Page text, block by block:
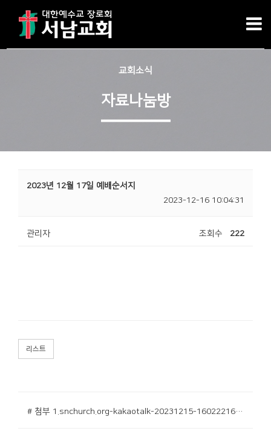
교회소식
자료나눔방
2023년 12월 17일 예배순서지
2023-12-16 10:04:31
관리자 조회수 222
리스트
# 첨부 1.snchurch.org-kakaotalk-20231215-160222163-1140x595.jpg